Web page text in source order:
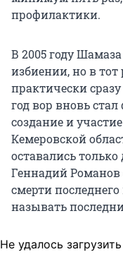
профилактики.
В 2005 году
избиении, но в тот
практически
год вор вновь
создание и
Кемеровской
оставались
Геннадий
смерти
называть
Не удалось